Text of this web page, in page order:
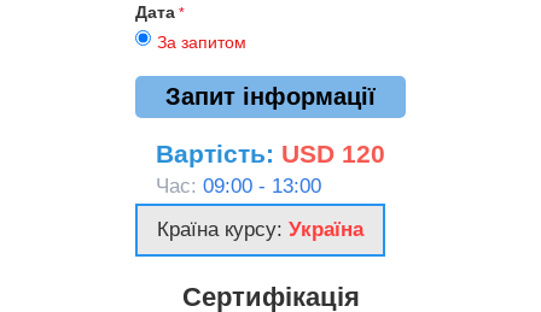
Дата
За запитом
Запит інформації
Вартість: USD 120
Час: 09:00 - 13:00
Країна курсу: Україна
Сертифікація